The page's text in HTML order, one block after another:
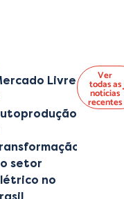
Livre
setor
no
Ver
todas as
notícias
recentes